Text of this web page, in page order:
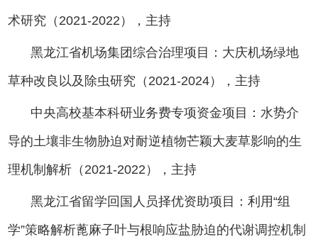
术研究（2021-2022），主持
黑龙江省机场集团综合治理项目：大庆机场绿地
草种改良以及除虫研究（2021-2024），主持
中央高校基本科研业务费专项资金项目：水势介
导的土壤非生物胁迫对耐逆植物芒颖大麦草影响的生
理机制解析（2021-2022），主持
黑龙江省留学回国人员择优资助项目：利用“组
学”策略解析蓖麻子叶与根响应盐胁迫的代谢调控机制